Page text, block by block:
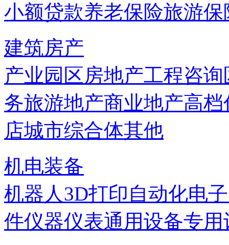
小额贷款养老保险旅游保
建筑房产
产业园区房地产工程咨询
务旅游地产商业地产高档
店城市综合体其他
机电装备
机器人3D打印自动化电
件仪器仪表通用设备专用